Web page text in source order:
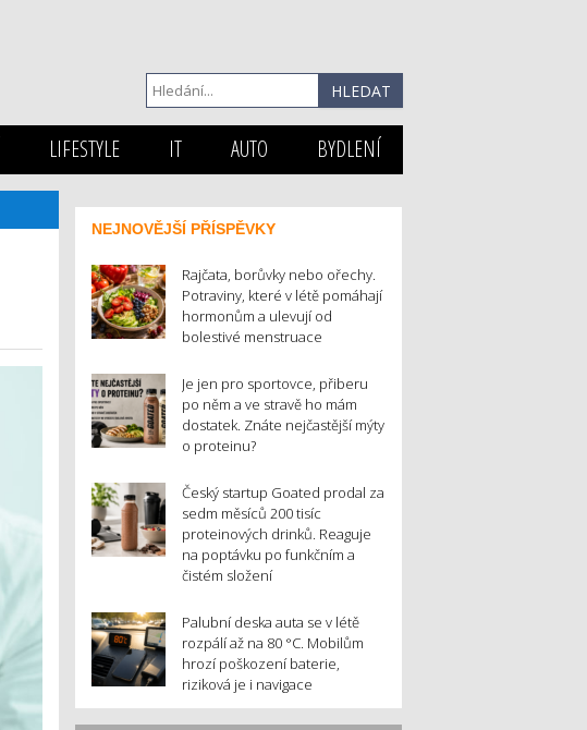
LIFESTYLE IT AUTO BYDLENÍ
NEJNOVĚJŠÍ PŘÍSPĚVKY
Rajčata, borůvky nebo ořechy.
Potraviny, které v létě pomáhají
hormonům a ulevují od
bolestivé menstruace
Je jen pro sportovce, přiberu
po něm a ve stravě ho mám
dostatek. Znáte nejčastější mýty
o proteinu?
Český startup Goated prodal za
sedm měsíců 200 tisíc
proteinových drinků. Reaguje
na poptávku po funkčním a
čistém složení
Palubní deska auta se v létě
rozpálí až na 80 °C. Mobilům
hrozí poškození baterie,
riziková je i navigace